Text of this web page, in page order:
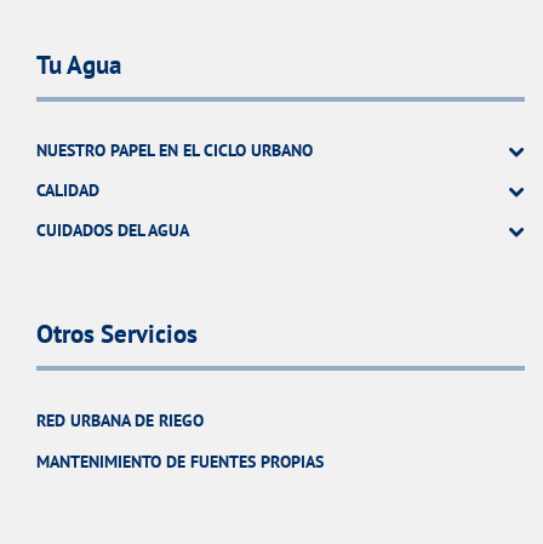
Tu Agua
NUESTRO PAPEL EN EL CICLO URBANO
CALIDAD
CUIDADOS DEL AGUA
Otros Servicios
RED URBANA DE RIEGO
MANTENIMIENTO DE FUENTES PROPIAS